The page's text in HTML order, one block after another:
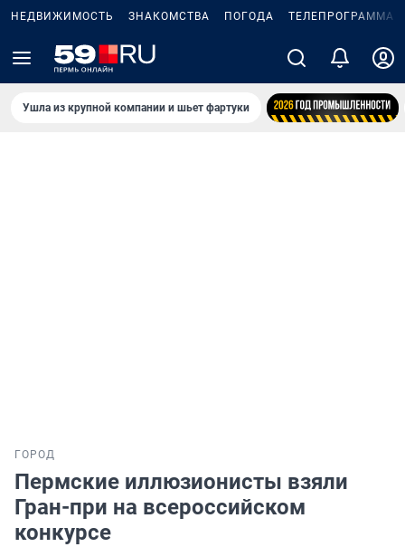
НЕДВИЖИМОСТЬ ЗНАКОМСТВА ПОГОДА ТЕЛЕПРОГРАММА
Ушла из крупной компании и шьет фартуки
ГОРОД
Пермские иллюзионисты взяли
Гран-при на всероссийском
конкурсе